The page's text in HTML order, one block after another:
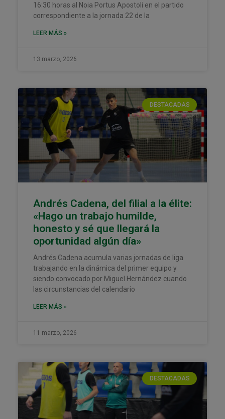
16:30 horas al Noia Portus Apostoli en el partido
correspondiente a la jornada 22 de la
LEER MÁS »
13 marzo, 2026
DESTACADAS
Andrés Cadena, del filial a la élite:
«Hago un trabajo humilde,
honesto y sé que llegará la
oportunidad algún día»
Andrés Cadena acumula varias jornadas de liga
trabajando en la dinámica del primer equipo y
siendo convocado por Miguel Hernández cuando
las circunstancias del calendario
LEER MÁS »
11 marzo, 2026
DESTACADAS